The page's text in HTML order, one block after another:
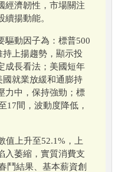
經濟韌性，市場關注
揚動能。
驅動因子為：標普500
持上揚趨勢，顯示投
成長看法；美國短年
國就業放緩和通膨持
力中，保持強勁；標
17間，波動度降低，
值上升至52.1%，上
入萎縮，實質消費支
鬥結果、基本薪資創